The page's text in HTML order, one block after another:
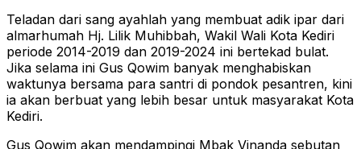
Teladan dari sang ayahlah yang membuat adik ipar dari
almarhumah Hj. Lilik Muhibbah, Wakil Wali Kota Kediri
periode 2014-2019 dan 2019-2024 ini bertekad bulat.
Jika selama ini Gus Qowim banyak menghabiskan
waktunya bersama para santri di pondok pesantren, kini
ia akan berbuat yang lebih besar untuk masyarakat Kota
Kediri.
Gus Qowim akan mendampingi Mbak Vinanda sebutan